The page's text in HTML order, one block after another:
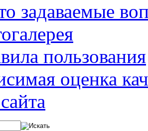
задаваемые
пользования
оценка